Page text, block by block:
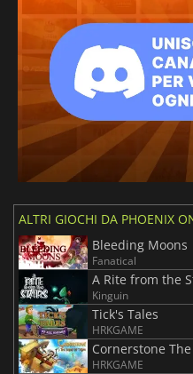
ALTRI GIOCHI DA PHOENIX
Bleeding Moons
Fanatical
A Rite from the
Kinguin
Tick's Tales
HRKGAME
Cornerstone
HRKGAME